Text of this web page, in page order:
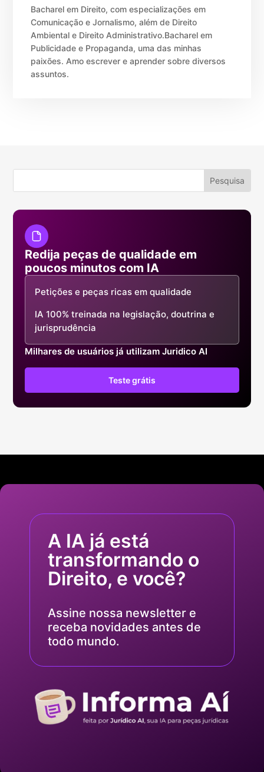
Bacharel em Direito, com especializações em
Comunicação e Jornalismo, além de Direito
Ambiental e Direito Administrativo.Bacharel em
Publicidade e Propaganda, uma das minhas
paixões. Amo escrever e aprender sobre diversos
assuntos.
Redija peças de qualidade em
poucos minutos com IA
Petições e peças ricas em qualidade
IA 100% treinada na legislação, doutrina e
jurisprudência
Milhares de usuários já utilizam Juridico AI
Teste grátis
A IA já está
transformando o
Direito, e você?
Assine nossa newsletter e
receba novidades antes de
todo mundo.